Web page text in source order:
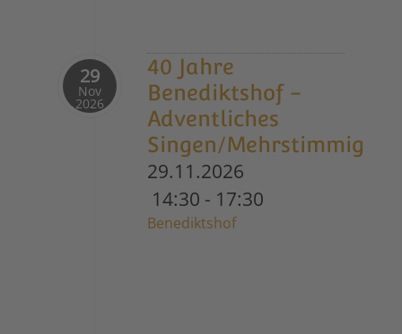
29
Nov
2026
40 Jahre
Benediktshof -
Adventliches
Singen/Mehrstimmig
29.11.2026
14:30 - 17:30
Benediktshof